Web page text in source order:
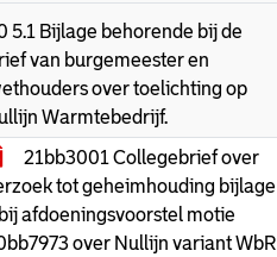
5.1 Bijlage behorende bij de
van burgemeester en
over toelichting op
Warmtebedrijf.
21bb3001 Collegebrief over
tot geheimhouding bijlage
afdoeningsvoorstel motie
over Nullijn variant WbR